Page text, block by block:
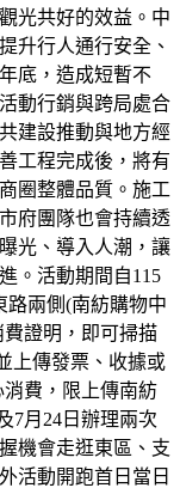
光共好的效益。中
升行人通行安全、
底，造成短暫不
動行銷與跨局處合
建設推動與地方經
工程完成後，將有
圈整體品質。施工
府團隊也會持續透
光、導入人潮，讓
。活動期間自115
路兩側(南紡購物中
證明，即可掃描
上傳發票、收據或
費，限上傳南紡
7月24日辦理兩次
機會走逛東區、支
活動開跑首日當日